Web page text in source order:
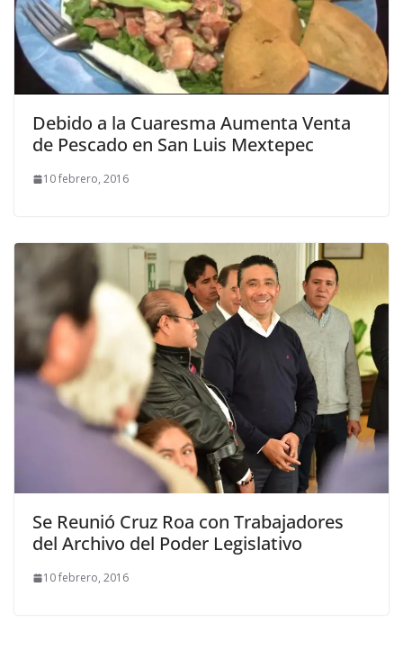
Debido a la Cuaresma Aumenta Venta
de Pescado en San Luis Mextepec
10 febrero, 2016
Se Reunió Cruz Roa con Trabajadores
del Archivo del Poder Legislativo
10 febrero, 2016